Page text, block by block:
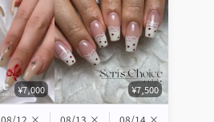
¥7,000 ¥7,500